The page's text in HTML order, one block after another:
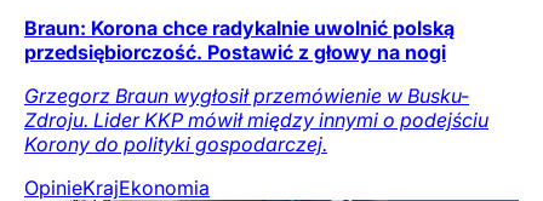
Braun: Korona chce radykalnie uwolnić polską
przedsiębiorczość. Postawić z głowy na nogi
Grzegorz Braun wygłosił przemówienie w Busku-
Zdroju. Lider KKP mówił między innymi o podejściu
Korony do polityki gospodarczej.
OpinieKrajEkonomia